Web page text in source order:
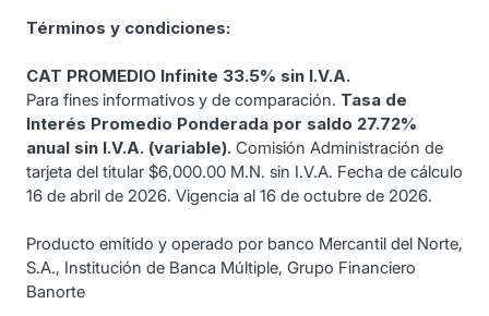
Términos y condiciones:
CAT PROMEDIO Infinite 33.5% sin I.V.A.
Para fines informativos y de comparación. Tasa de
Interés Promedio Ponderada por saldo 27.72%
anual sin I.V.A. (variable). Comisión Administración de
tarjeta del titular $6,000.00 M.N. sin I.V.A. Fecha de cálculo
16 de abril de 2026. Vigencia al 16 de octubre de 2026.
Producto emitido y operado por banco Mercantil del Norte,
S.A., Institución de Banca Múltiple, Grupo Financiero
Banorte